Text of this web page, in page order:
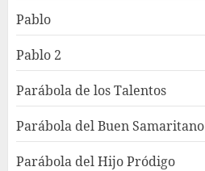
Pablo
Pablo 2
Parábola de los Talentos
Parábola del Buen Samaritano
Parábola del Hijo Pródigo